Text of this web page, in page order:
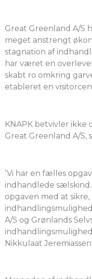
Great Greenland A/S
meget anstrengt
stagnation af
har været en
skabt ro omkring
etableret en
KNAPK betvivler ikke
Great Greenland A/S,
’Vi har en fælles
indhandlede sælskind.
opgaven med at
A/S og Grønlands
Nikkulaat Jeremiassen.